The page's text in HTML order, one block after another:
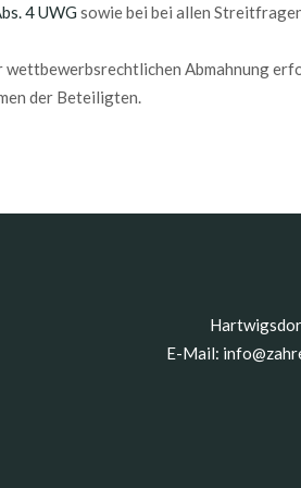
4 UWG sowie bei bei allen
wettbewerbsrechtlichen Abmahnung
der Beteiligten.
E-Mail: